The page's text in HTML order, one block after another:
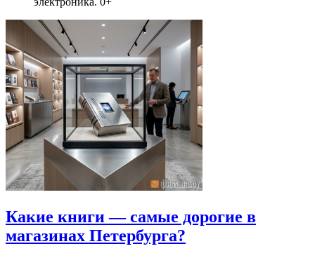
Какие книги — самые дорогие в
магазинах Петербурга?